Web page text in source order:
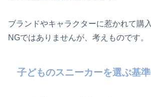
ブランドやキャラクターに惹かれて購
NGではありませんが、考えものです。
子どものスニーカーを選ぶ基